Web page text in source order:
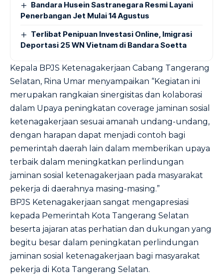
Bandara Husein Sastranegara Resmi Layani
Penerbangan Jet Mulai 14 Agustus
Terlibat Penipuan Investasi Online, Imigrasi
Deportasi 25 WN Vietnam di Bandara Soetta
Kepala BPJS Ketenagakerjaan Cabang Tangerang
Selatan, Rina Umar menyampaikan “Kegiatan ini
merupakan rangkaian sinergisitas dan kolaborasi
dalam Upaya peningkatan coverage jaminan sosial
ketenagakerjaan sesuai amanah undang-undang,
dengan harapan dapat menjadi contoh bagi
pemerintah daerah lain dalam memberikan upaya
terbaik dalam meningkatkan perlindungan
jaminan sosial ketenagakerjaan pada masyarakat
pekerja di daerahnya masing-masing.”
BPJS Ketenagakerjaan sangat mengapresiasi
kepada Pemerintah Kota Tangerang Selatan
beserta jajaran atas perhatian dan dukungan yang
begitu besar dalam peningkatan perlindungan
jaminan sosial ketenagakerjaan bagi masyarakat
pekerja di Kota Tangerang Selatan.